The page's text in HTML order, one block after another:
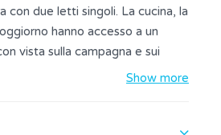
con due letti singoli. La cucina, la
hanno accesso a un
vista sulla campagna e sui
completamente attrezzata con 3
Il bagno e dotato di
Show more